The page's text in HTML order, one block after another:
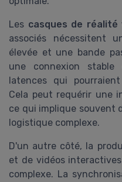
Les casques de réalité
associés nécessitent
élevée et une bande
une connexion
latences qui
Cela peut requérir une
ce qui implique souvent
logistique complexe.
D'un autre côté, la
et de vidéos
complexe. La